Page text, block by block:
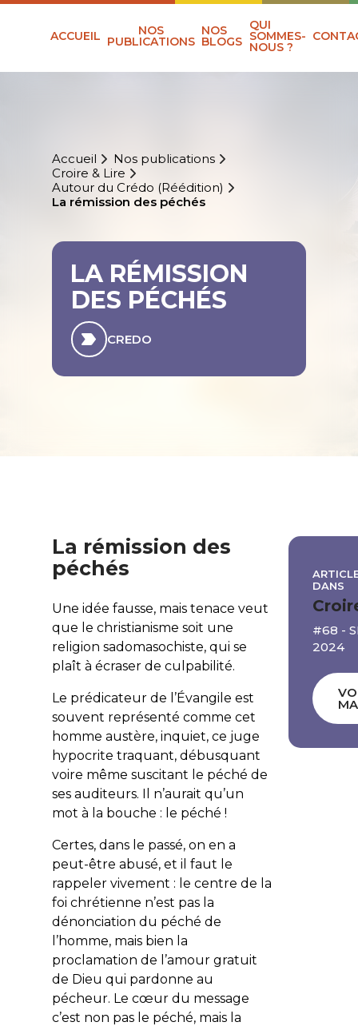
ACCUEIL NOS
PUBLICATIONS
NOS
BLOGS
QUI
SOMMES-
NOUS ?
Accueil
Nos publications
Croire & Lire
Autour du Crédo (Réédition)
La rémission des péchés
LA RÉMISSION
DES PÉCHÉS
CREDO
La rémission des
péchés
Une idée fausse, mais tenace veut
que le christianisme soit une
religion sadomasochiste, qui se
plaît à écraser de culpabilité.
Le prédicateur de l’Évangile est
souvent représenté comme cet
homme austère, inquiet, ce juge
hypocrite traquant, débusquant
voire même suscitant le péché de
ses auditeurs. Il n’aurait qu’un
mot à la bouche : le péché !
Certes, dans le passé, on en a
peut-être abusé, et il faut le
rappeler vivement : le centre de la
foi chrétienne n’est pas la
dénonciation du péché de
l’homme, mais bien la
proclamation de l’amour gratuit
de Dieu qui pardonne au
pécheur. Le cœur du message
c’est non pas le péché, mais la
DANS
#68 -
2024